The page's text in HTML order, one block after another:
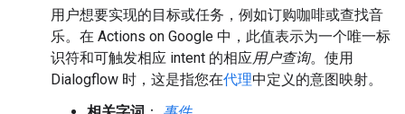
用户想要实现的目标或任务，例如订购咖啡或查找音
乐。在 Actions on Google 中，此值表示为一个唯一标
识符和可触发相应 intent 的相应用户查询。使用
Dialogflow 时，这是指您在代理中定义的意图映射。